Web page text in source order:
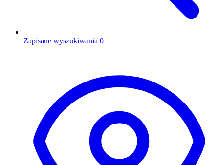
Zapisane wyszukiwania 0